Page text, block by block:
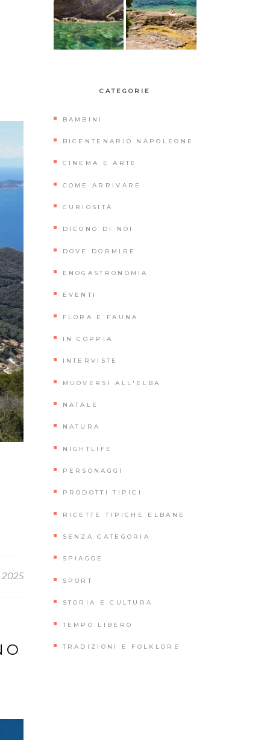
CATEGORIE
BAMBINI
BICENTENARIO NAPOLEONE
CINEMA E ARTE
COME ARRIVARE
CURIOSITÀ
DICONO DI NOI
DOVE DORMIRE
ENOGASTRONOMIA
EVENTI
FLORA E FAUNA
IN COPPIA
INTERVISTE
MUOVERSI ALL'ELBA
NATALE
NATURA
NIGHTLIFE
PERSONAGGI
PRODOTTI TIPICI
RICETTE TIPICHE ELBANE
SENZA CATEGORIA
SPIAGGE
SPORT
STORIA E CULTURA
TEMPO LIBERO
TRADIZIONI E FOLKLORE